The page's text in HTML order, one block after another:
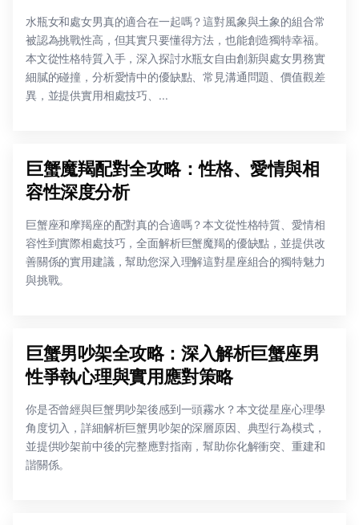
水瓶女和處女男真的適合在一起嗎？這對風象與土象的組合常
被認為挑戰性高，但其實只要懂得方法，也能創造獨特幸福。
本文從性格特質入手，深入探討水瓶女自由創新與處女男務實
細膩的碰撞，分析愛情中的優缺點、常見溝通問題、價值觀差
異，並提供實用相處技巧、...
巨蟹魔羯配對全攻略：性格、愛情與相
容性深度分析
巨蟹座和摩羯座的配對真的合適嗎？本文從性格特質、愛情相
容性到實際相處技巧，全面解析巨蟹魔羯的優缺點，並提供改
善關係的實用建議，幫助您深入理解這對星座組合的獨特魅力
與挑戰。
巨蟹男吵架全攻略：深入解析巨蟹座男
性爭執心理與實用應對策略
你是否曾經與巨蟹男吵架後感到一頭霧水？本文從星座心理學
角度切入，詳細解析巨蟹男吵架的深層原因、典型行為模式，
並提供吵架前中後的完整應對指南，幫助你化解衝突、重建和
諧關係。